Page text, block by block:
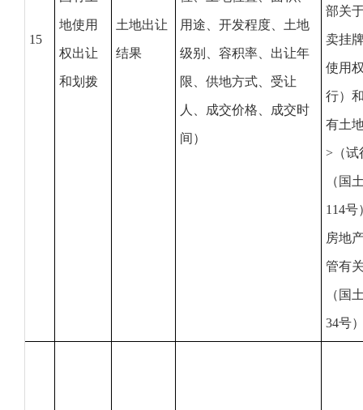
15
地使用
权出让
和划拨
土地出让
结果
用途、开发程度、土地
级别、容积率、出让年
限、供地方式、受让
人、成交价格、成交时
间）
部关
卖挂
使用
行）
有土
>（试
（国
114号
房地
管有
（国
34号